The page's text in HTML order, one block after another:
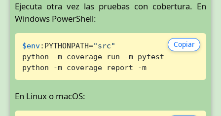
Ejecuta otra vez las pruebas con cobertura. En
Windows PowerShell:
Copiar
$env:PYTHONPATH="src"
python -m coverage run -m pytest
python -m coverage report -m
En Linux o macOS: